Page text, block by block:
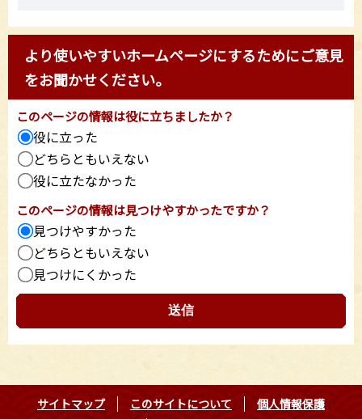
より使いやすいホームページにするためにご意見
をお聞かせください。
このページの情報は役に立ちましたか？
役に立った
どちらともいえない
役に立たなかった
このページの情報は見つけやすかったですか？
見つけやすかった
どちらともいえない
見つけにくかった
サイトマップ このサイトについて
個人情報保護